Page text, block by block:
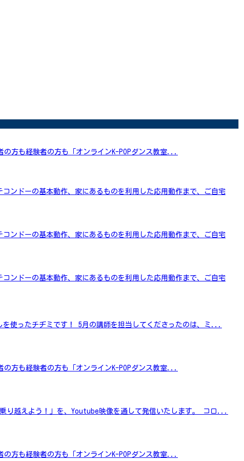
の方も経験者の方も「オンラインK-POPダンス教室...
ンドーの基本動作、家にあるものを利用した応用動作まで、ご自宅
ンドーの基本動作、家にあるものを利用した応用動作まで、ご自宅
ンドーの基本動作、家にあるものを利用した応用動作まで、ご自宅
を使ったチヂミです！ 5月の講師を担当してくださったのは、ミ...
の方も経験者の方も「オンラインK-POPダンス教室...
り越えよう！」を、Youtube映像を通して発信いたします。 コロ...
の方も経験者の方も「オンラインK-POPダンス教室...